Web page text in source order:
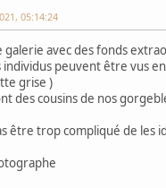
05:14:24
galerie avec des fonds
individus peuvent être vus
grise )
des cousins de nos
être trop compliqué de les